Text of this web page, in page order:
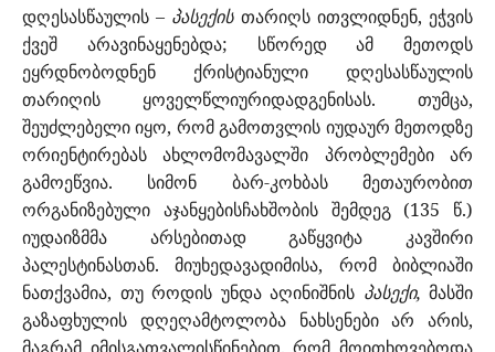
დღესასწაულის – პასექისთარიღს ითვლიდნენ, ეჭვის
ქვეშ არავინაყენებდა; სწორედ ამ მეთოდს
ეყრდნობოდნენ ქრისტიანული დღესასწაულის
თარიღის ყოველწლიურიდადგენისას. თუმცა,
შეუძლებელი იყო, რომ გამოთვლის იუდაურ მეთოდზე
ორიენტირებას ახლომომავალში პრობლემები არ
გამოეწვია. სიმონ ბარ-კოხბას მეთაურობით
ორგანიზებული აჯანყებისჩახშობის შემდეგ (135 წ.)
იუდაიზმმა არსებითად გაწყვიტა კავშირი
პალესტინასთან. მიუხედავადიმისა, რომ ბიბლიაში
ნათქვამია, თუ როდის უნდა აღინიშნის პასექი, მასში
გაზაფხულის დღეღამტოლობა ნახსენები არ არის,